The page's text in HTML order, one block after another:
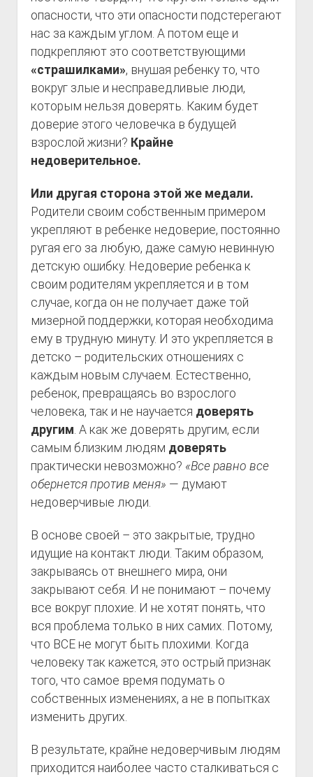
опасности, что эти опасности подстерегают
нас за каждым углом. А потом еще и
подкрепляют это соответствующими
«страшилками», внушая ребенку то, что
вокруг злые и несправедливые люди,
которым нельзя доверять. Каким будет
доверие этого человечка в будущей
взрослой жизни? Крайне
недоверительное.
Или другая сторона этой же медали.
Родители своим собственным примером
укрепляют в ребенке недоверие, постоянно
ругая его за любую, даже самую невинную
детскую ошибку. Недоверие ребенка к
своим родителям укрепляется и в том
случае, когда он не получает даже той
мизерной поддержки, которая необходима
ему в трудную минуту. И это укрепляется в
детско – родительских отношениях с
каждым новым случаем. Естественно,
ребенок, превращаясь во взрослого
человека, так и не научается доверять
другим. А как же доверять другим, если
самым близким людям доверять
практически невозможно? «Все равно все
обернется против меня» — думают
недоверчивые люди.
В основе своей – это закрытые, трудно
идущие на контакт люди. Таким образом,
закрываясь от внешнего мира, они
закрывают себя. И не понимают – почему
все вокруг плохие. И не хотят понять, что
вся проблема только в них самих. Потому,
что ВСЕ не могут быть плохими. Когда
человеку так кажется, это острый признак
того, что самое время подумать о
собственных изменениях, а не в попытках
изменить других.
В результате, крайне недоверчивым людям
приходится наиболее часто сталкиваться с